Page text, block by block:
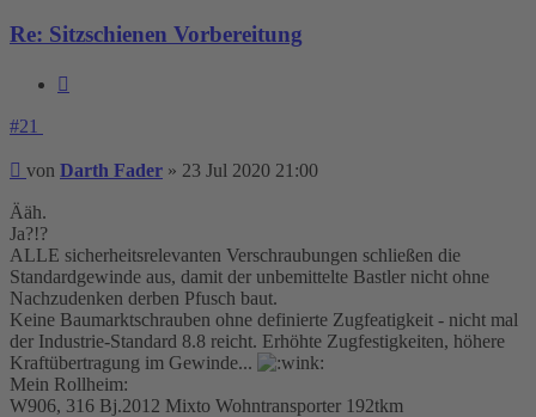
Re: Sitzschienen Vorbereitung
#21
Beitrag
von Darth Fader » 23 Jul 2020 21:00
Ääh.
Ja?!?
ALLE sicherheitsrelevanten Verschraubungen schließen die
Standardgewinde aus, damit der unbemittelte Bastler nicht ohne
Nachzudenken derben Pfusch baut.
Keine Baumarktschrauben ohne definierte Zugfeatigkeit - nicht mal
der Industrie-Standard 8.8 reicht. Erhöhte Zugfestigkeiten, höhere
Kraftübertragung im Gewinde...
Mein Rollheim:
W906, 316 Bj.2012 Mixto Wohntransporter 192tkm